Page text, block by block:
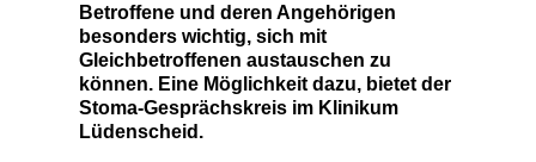
Betroffene und deren Angehörigen
besonders wichtig, sich mit
Gleichbetroffenen austauschen zu
können. Eine Möglichkeit dazu, bietet der
Stoma-Gesprächskreis im Klinikum
Lüdenscheid.